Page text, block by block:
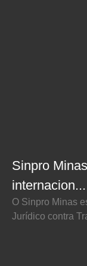
Sinpro
internacion...
O Sinpro Minas
Jurídico contra